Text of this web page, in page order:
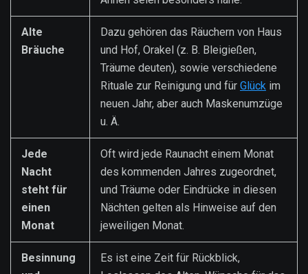
Alte
Bräuche
Dazu gehören das Räuchern von Haus
und Hof, Orakel (z. B. Bleigießen,
Träume deuten), sowie verschiedene
Rituale zur Reinigung und für Glück im
neuen Jahr, aber auch Maskenumzüge
u. Ä.
Jede
Nacht
steht für
einen
Monat
Oft wird jede Raunacht einem Monat
des kommenden Jahres zugeordnet,
und Träume oder Eindrücke in diesen
Nächten gelten als Hinweise auf den
jeweiligen Monat.
Besinnung
Es ist eine Zeit für Rückblick,